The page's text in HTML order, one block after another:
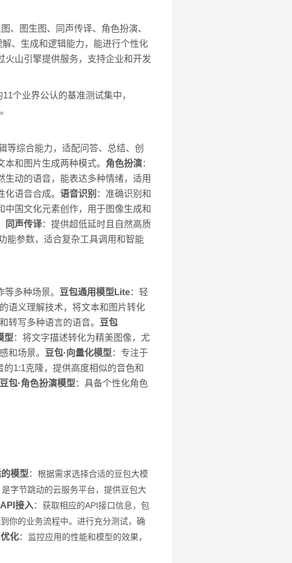
、图生图、同声传译、角色扮演、
、生成和逻辑能力，能进行个性化
山引擎提供服务，支持企业和开发
个业界公认的基准测试集中，
等综合能力，适配问答、总结、创
和图片生成两种模式。 角色扮演：
生动的语音，能表达多种情绪，适用
语音合成。 语音识别 ：准确识别和
中国文化元素创作，用于图像生成和
同声传译：提供超低延时且自然高质
能参数，适合复杂工具调用和智能
多种场景。 豆包通用模型Lite：轻
语义理解技术，将文本和图片转化
转写多种语言的语音。 豆包
型：将文字描述转化为精美图像，尤
和场景。 豆包·向量化模型：专注于
的1:1克隆，提供高度相似的音色和
豆包·角色扮演模型：具备个性化角色
模型： 根据需求选择合适的豆包大模
字节跳动的云服务平台，提供豆包大
API接入： 获取相应的API接口信息，包
你的业务流程中。 进行充分测试，确
化： 监控应用的性能和模型的效果，